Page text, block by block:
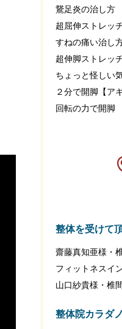
鵞足炎の治し方
超屈伸ストレッ
すねの痛い治し
超伸脚ストレッ
ちょっと怪しい
２分で開脚【ア
回転の力で開脚
整体を受けて
齋藤真知亜様・
フィットネスイ
山口紗貴様・椎
整体院カラダ